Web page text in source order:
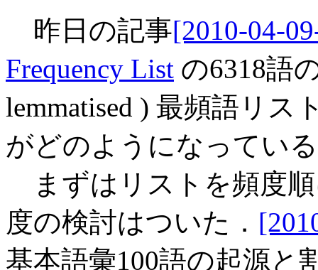
昨日の記事[2010-04-
Frequency List の6318語
lemmatised ) 最頻語リ
がどのようになってい
まずはリストを頻度
度の検討はついた．
基本語彙100語の起源と